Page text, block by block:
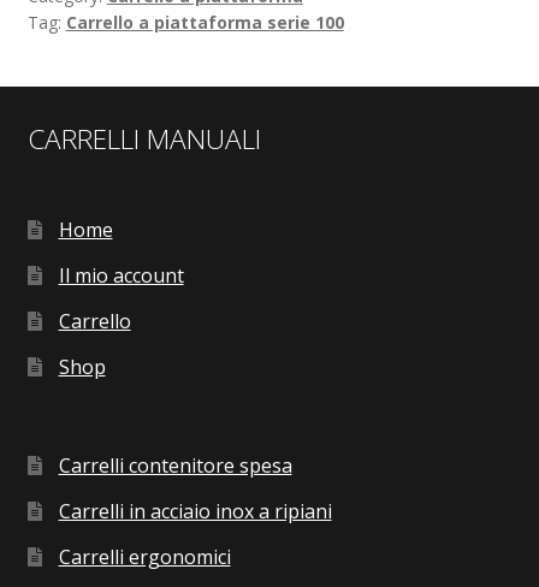
Tag: Carrello a piattaforma serie 100
CARRELLI MANUALI
Home
Il mio account
Carrello
Shop
Carrelli contenitore spesa
Carrelli in acciaio inox a ripiani
Carrelli ergonomici